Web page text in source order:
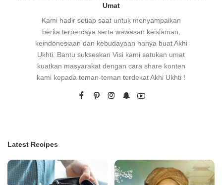
Umat
Kami hadir setiap saat untuk menyampaikan
berita terpercaya serta wawasan keislaman,
keindonesiaan dan kebudayaan hanya buat Akhi
Ukhti. Bantu sukseskan Visi kami satukan umat
kuatkan masyarakat dengan cara share konten
kami kepada teman-teman terdekat Akhi Ukhti !
Latest Recipes